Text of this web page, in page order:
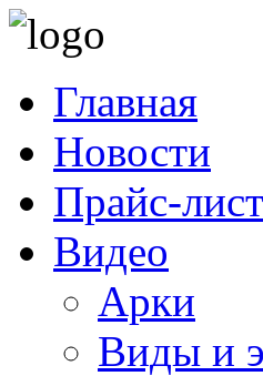
Главная
Новости
Прайс-лист
Видео
Арки
Виды и